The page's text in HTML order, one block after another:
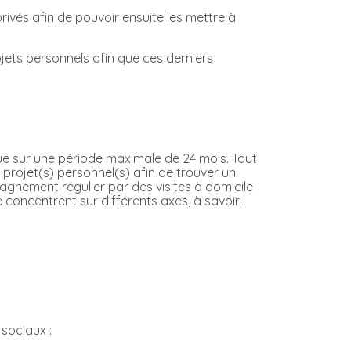
afin de pouvoir ensuite les mettre à
personnels afin que ces derniers
une période maximale de 24 mois. Tout
personnel(s) afin de trouver un
régulier par des visites à domicile
sur différents axes, à savoir :
: